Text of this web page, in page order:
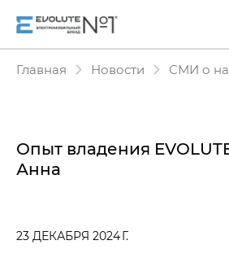
Главная Новости СМИ о
Опыт владения
Анна
23 ДЕКАБРЯ 2024 Г.